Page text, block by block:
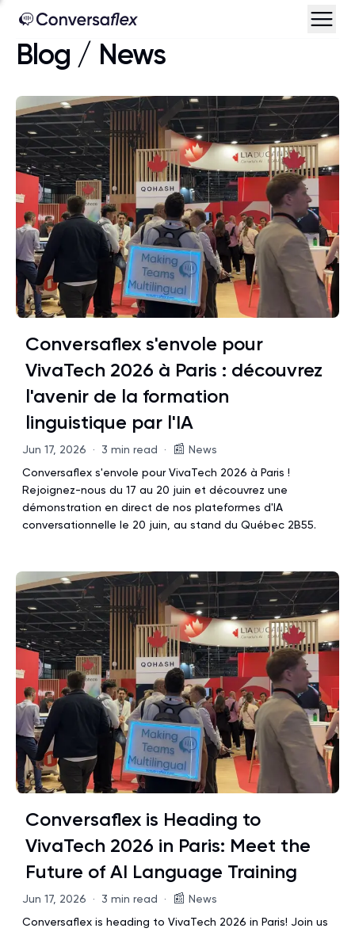
Blog / News
Conversaflex s'envole pour
VivaTech 2026 à Paris : découvrez
l'avenir de la formation
linguistique par l'IA
Jun 17, 2026 · 3 min read · 📰 News
Conversaflex s'envole pour VivaTech 2026 à Paris !
Rejoignez-nous du 17 au 20 juin et découvrez une
démonstration en direct de nos plateformes d'IA
conversationnelle le 20 juin, au stand du Québec 2B55.
Conversaflex is Heading to
VivaTech 2026 in Paris: Meet the
Future of AI Language Training
Jun 17, 2026 · 3 min read · 📰 News
Conversaflex is heading to VivaTech 2026 in Paris! Join us